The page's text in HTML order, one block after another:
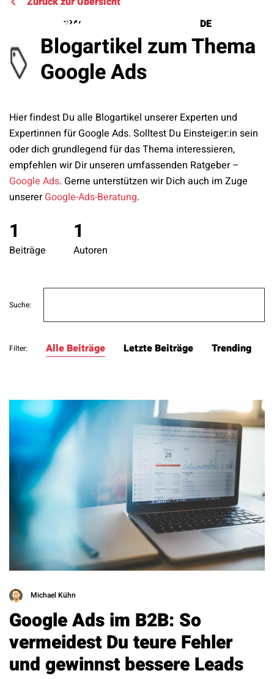
DE
Lösungen
Über uns
Know How
Newsletter
Blogartikel zum Thema
Google Ads
Hier findest Du alle Blogartikel unserer Experten und
Expertinnen für Google Ads. Solltest Du Einsteiger:in sein
oder dich grundlegend für das Thema interessieren,
empfehlen wir Dir unseren umfassenden Ratgeber –
Google Ads. Gerne unterstützen wir Dich auch im Zuge
unsererGoogle-Ads-Beratung.
1
Beiträge
1
Autoren
Suche:
Filter: Alle Beiträge Letzte Beiträge Trending
Michael Kühn
Google Ads im B2B: So
vermeidest Du teure Fehler
und gewinnst bessere Leads